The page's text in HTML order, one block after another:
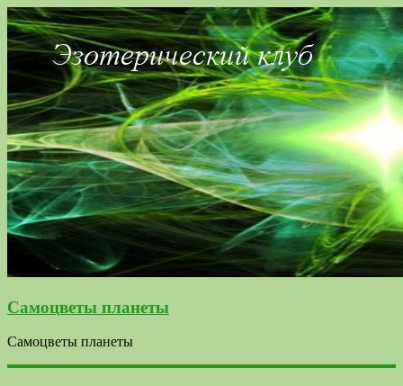
Самоцветы планеты
Самоцветы планеты